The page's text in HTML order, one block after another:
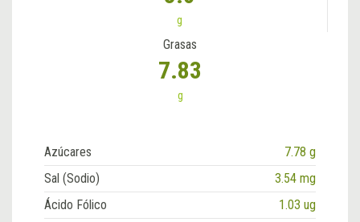
g
Grasas
7.83
g
Azúcares
7.78 g
Sal (Sodio)
3.54 mg
Ácido Fólico
1.03 ug